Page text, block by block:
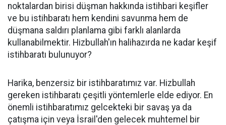
noktalardan birisi düşman hakkında istihbari keşifler
ve bu istihbaratı hem kendini savunma hem de
düşmana saldırı planlama gibi farklı alanlarda
kullanabilmektir. Hizbullah'ın halihazırda ne kadar keşif
istihbaratı bulunuyor?
Harika, benzersiz bir istihbaratımız var. Hizbullah
gereken istihbaratı çeşitli yöntemlerle elde ediyor. En
önemli istihbaratımız gelcekteki bir savaş ya da
çatışma için veya İsrail'den gelecek muhtemel bir